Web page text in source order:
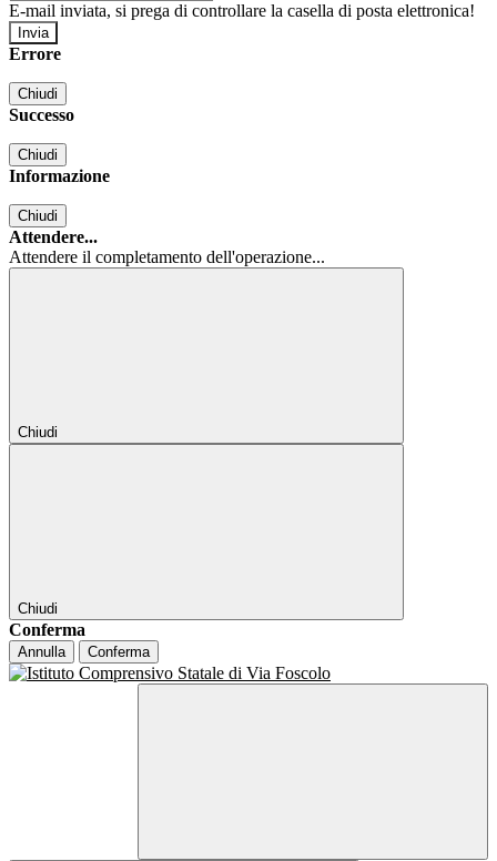
E-mail inviata, si prega di controllare la casella di posta elettronica!
Errore
Chiudi
Successo
Chiudi
Informazione
Chiudi
Attendere...
Attendere il completamento dell'operazione...
Chiudi
Chiudi
Conferma
Annulla Conferma